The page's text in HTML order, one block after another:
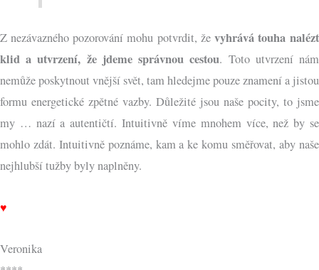
Z nezávazného pozorování mohu potvrdit, že vyhrává touha nalézt
klid a utvrzení, že jdeme správnou cestou. Toto utvrzení nám
nemůže poskytnout vnější svět, tam hledejme pouze znamení a jistou
formu energetické zpětné vazby. Důležité jsou naše pocity, to jsme
my … nazí a autentičtí. Intuitivně víme mnohem více, než by se
mohlo zdát. Intuitivně poznáme, kam a ke komu směřovat, aby naše
nejhlubší tužby byly naplněny.
♥
Veronika